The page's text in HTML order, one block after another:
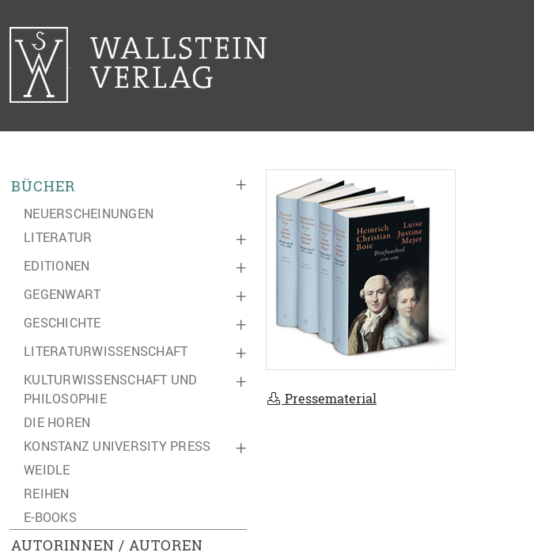
+
BÜCHER
NEUERSCHEINUNGEN
+
LITERATUR
+
EDITIONEN
+
GEGENWART
+
GESCHICHTE
+
LITERATURWISSENSCHAFT
+
KULTURWISSENSCHAFT UND
PHILOSOPHIE
DIE HOREN
+
KONSTANZ UNIVERSITY PRESS
WEIDLE
REIHEN
E-BOOKS
AUTORINNEN / AUTOREN
Pressematerial